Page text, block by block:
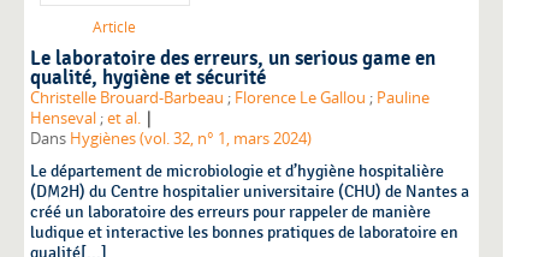
Article
Le laboratoire des erreurs, un serious game en
qualité, hygiène et sécurité
Christelle Brouard-Barbeau ; Florence Le Gallou ; Pauline
Henseval ;et al. |
Dans Hygiènes (vol. 32, n° 1, mars 2024)
Le département de microbiologie et d’hygiène hospitalière
(DM2H) du Centre hospitalier universitaire (CHU) de Nantes a
créé un laboratoire des erreurs pour rappeler de manière
ludique et interactive les bonnes pratiques de laboratoire en
qualité[...]